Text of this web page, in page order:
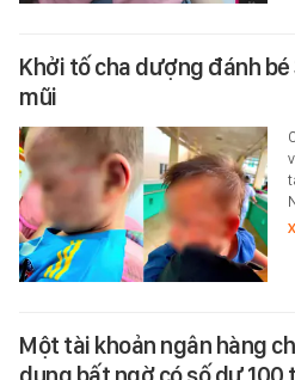
Khởi tố cha dượng đánh
mũi
Một tài khoản ngân hàng